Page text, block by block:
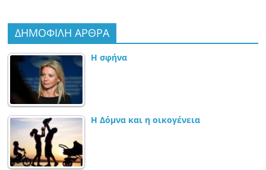
ΔΗΜΟΦΙΛΗ ΑΡΘΡΑ
Η σφήνα
Η Δόμνα και η οικογένεια